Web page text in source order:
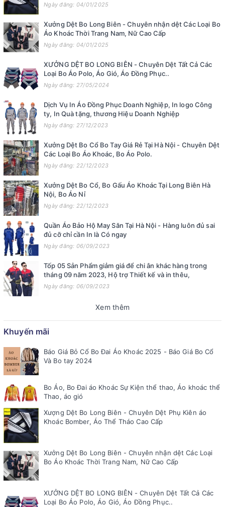
Ngày đăng: 04/01/2025
Xưởng Dệt Bo Long Biên - Chuyên nhận dệt Các Loại Bo
Áo Khoác Thời Trang Nam, Nữ Cao Cấp
Ngày đăng: 04/01/2025
XƯỞNG DỆT BO LONG BIÊN - Chuyên Dệt Tất Cả Các
Loại Bo Áo Polo, Áo Gió, Áo Đồng Phục..
Ngày đăng: 27/05/2024
Dịch Vụ In Áo Đồng Phục Doanh Nghiệp, In logo Công
ty, In Quà tặng, thương Hiệu Doanh Nghiệp
Ngày đăng: 27/12/2023
Xưởng Dệt Bo Cổ Bo Tay Giá Rẻ Tại Hà Nội - Chuyên Dệt
Các Loại Bo Áo Khoác, Bo Áo Polo.
Ngày đăng: 22/12/2023
Xưởng Dệt Bo Cổ, Bo Gấu Áo Khoác Tại Long Biên Hà
Nội, Bo Áo Nỉ
Ngày đăng: 22/12/2023
Quần Áo Bảo Hộ May Săn Tại Hà Nội - Hàng luôn đủ sai
đủ cỡ chỉ cần In là Có ngay
Ngày đăng: 06/09/2023
Tốp 05 Sản Phẩm giảm giá để chi ân khác hàng trong
tháng 09 năm 2023, Hộ trợ Thiết kế và in thêu,
Ngày đăng: 06/09/2023
Xem thêm
Khuyến mãi
Báo Giá Bỏ Cổ Bo Đai Áo Khoác 2025 - Báo Giá Bo Cổ
Và Bo tay 2024
Bo Áo, Bo Đai áo Khoác Sự Kiện thể thao, Áo khoác thể
Thao, áo gió
Xượng Dệt Bo Long Biên - Chuyên Dệt Phụ Kiên áo
Khoác Bomber, Áo Thể Tháo Cao Cấp
Xưởng Dệt Bo Long Biên - Chuyên nhận dệt Các Loại
Bo Áo Khoác Thời Trang Nam, Nữ Cao Cấp
XƯỞNG DỆT BO LONG BIÊN - Chuyên Dệt Tất Cả Các
Loại Bo Áo Polo, Áo Gió, Áo Đồng Phục..